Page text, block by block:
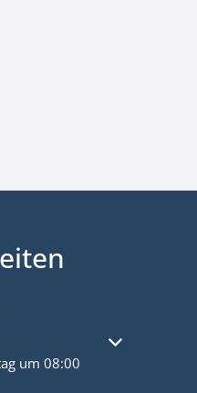
oder Schließzeiten
um 08:00